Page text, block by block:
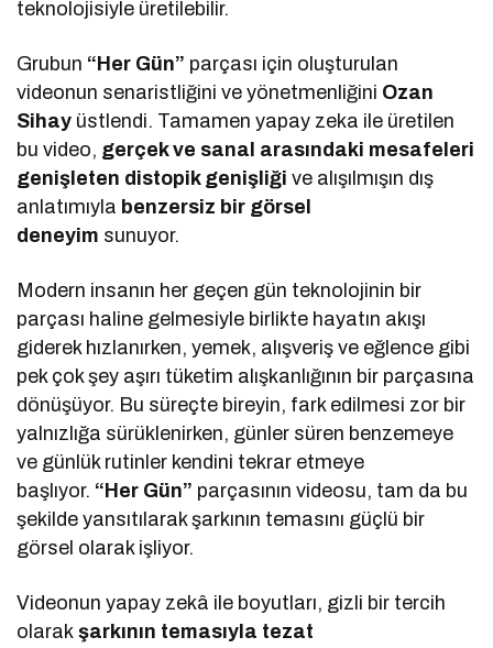
teknolojisiyle üretilebilir.
Grubun “Her Gün” parçası için oluşturulan
videonun senaristliğini ve yönetmenliğini Ozan
Sihay üstlendi. Tamamen yapay zeka ile üretilen
bu video, gerçek ve sanal arasındaki mesafeleri
genişleten distopik genişliği ve alışılmışın dış
anlatımıyla benzersiz bir görsel
deneyim sunuyor.
Modern insanın her geçen gün teknolojinin bir
parçası haline gelmesiyle birlikte hayatın akışı
giderek hızlanırken, yemek, alışveriş ve eğlence gibi
pek çok şey aşırı tüketim alışkanlığının bir parçasına
dönüşüyor. Bu süreçte bireyin, fark edilmesi zor bir
yalnızlığa sürüklenirken, günler süren benzemeye
ve günlük rutinler kendini tekrar etmeye
başlıyor. “Her Gün” parçasının videosu, tam da bu
şekilde yansıtılarak şarkının temasını güçlü bir
görsel olarak işliyor.
Videonun yapay zekâ ile boyutları, gizli bir tercih
olarakşarkının temasıyla tezat